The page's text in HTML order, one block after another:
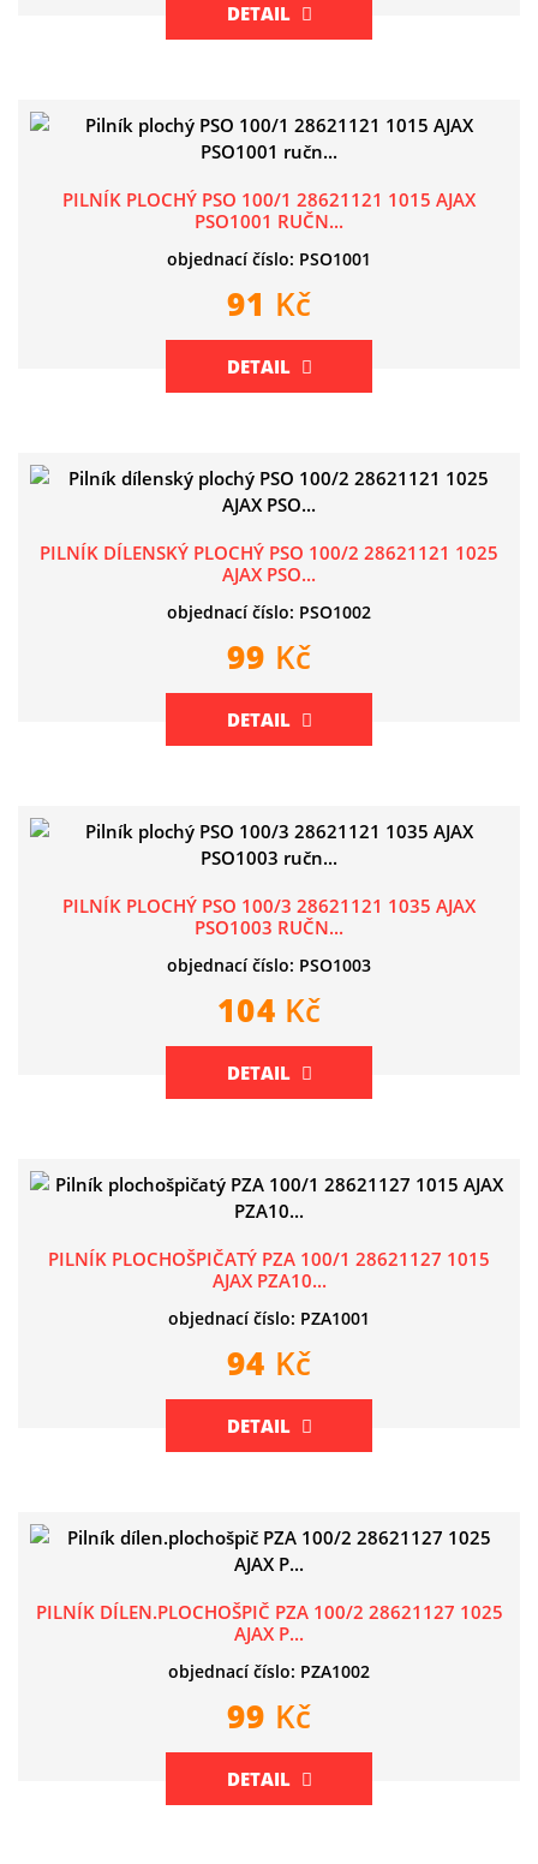
DETAIL
PILNÍK PLOCHÝ PSO 100/1 28621121 1015 AJAX
PSO1001 RUČN...
objednací číslo: PSO1001
91 Kč
DETAIL
PILNÍK DÍLENSKÝ PLOCHÝ PSO 100/2 28621121 1025
AJAX PSO...
objednací číslo: PSO1002
99 Kč
DETAIL
PILNÍK PLOCHÝ PSO 100/3 28621121 1035 AJAX
PSO1003 RUČN...
objednací číslo: PSO1003
104 Kč
DETAIL
PILNÍK PLOCHOŠPIČATÝ PZA 100/1 28621127 1015
AJAX PZA10...
objednací číslo: PZA1001
94 Kč
DETAIL
PILNÍK DÍLEN.PLOCHOŠPIČ PZA 100/2 28621127 1025
AJAX P...
objednací číslo: PZA1002
99 Kč
DETAIL